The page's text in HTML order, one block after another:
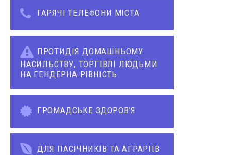
ГАРЯЧІ ТЕЛЕФОНИ МІСТА
ПРОТИДІЯ ДОМАШНЬОМУ
НАСИЛЬСТВУ, ТОРГІВЛІ ЛЮДЬМИ
НА ГЕНДЕРНА РІВНІСТЬ
ГРОМАДСЬКЕ ЗДОРОВ’Я
ДЛЯ ПАСІЧНИКІВ ТА АГРАРІЇВ